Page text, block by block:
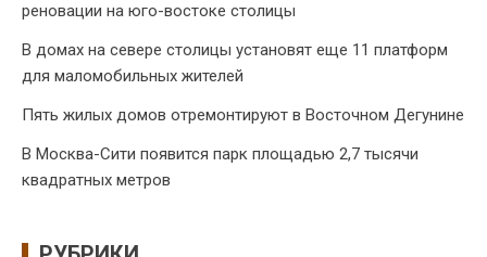
реновации на юго-востоке столицы
В домах на севере столицы установят еще 11 платформ
для маломобильных жителей
Пять жилых домов отремонтируют в Восточном Дегунине
В Москва-Сити появится парк площадью 2,7 тысячи
квадратных метров